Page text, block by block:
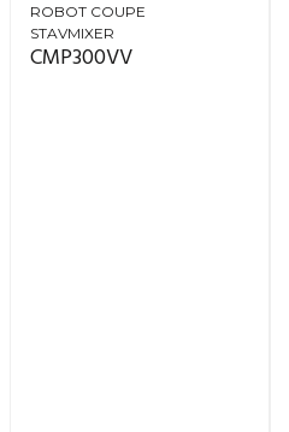
ROBOT COUPE
STAVMIXER
CMP300VV